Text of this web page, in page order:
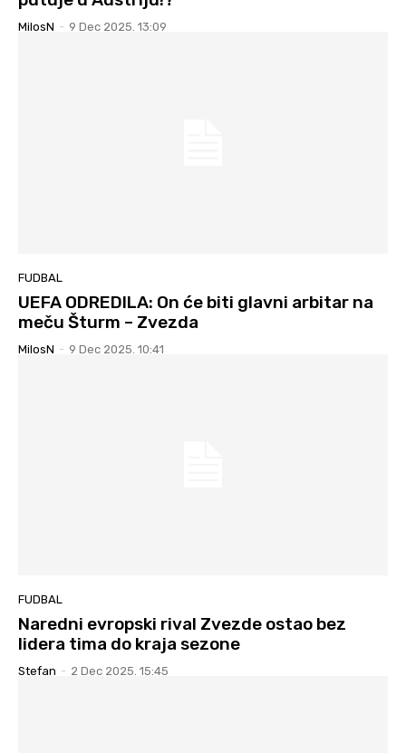
MilosN - 9 Dec 2025. 13:09
FUDBAL
UEFA ODREDILA: On će biti glavni arbitar na
meču Šturm – Zvezda
MilosN - 9 Dec 2025. 10:41
FUDBAL
Naredni evropski rival Zvezde ostao bez
lidera tima do kraja sezone
Stefan - 2 Dec 2025. 15:45